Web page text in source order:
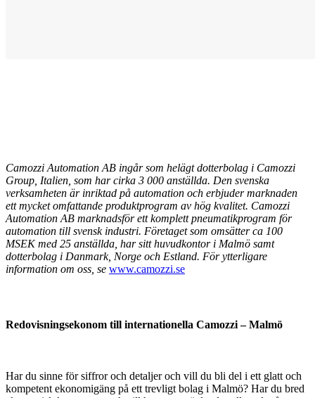
Camozzi Automation AB ingår som helägt dotterbolag i Camozzi
Group, Italien, som har cirka 3 000 anställda. Den svenska
verksamheten är inriktad på automation och erbjuder marknaden
ett mycket omfattande produktprogram av hög kvalitet. Camozzi
Automation AB marknadsför ett komplett pneumatikprogram för
automation till svensk industri. Företaget som omsätter ca 100
MSEK med 25 anställda, har sitt huvudkontor i Malmö samt
dotterbolag i Danmark, Norge och Estland. För ytterligare
information om oss, se www.camozzi.se
Redovisningsekonom till internationella Camozzi – Malmö
Har du sinne för siffror och detaljer och vill du bli del i ett glatt och
kompetent ekonomigäng på ett trevligt bolag i Malmö? Har du bred